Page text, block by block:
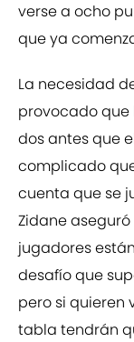
verse a ocho
que ya
La necesidad
provocado que
dos antes que
complicado
cuenta que se
Zidane
jugadores
desafío que
pero si quieren
tabla tendrán